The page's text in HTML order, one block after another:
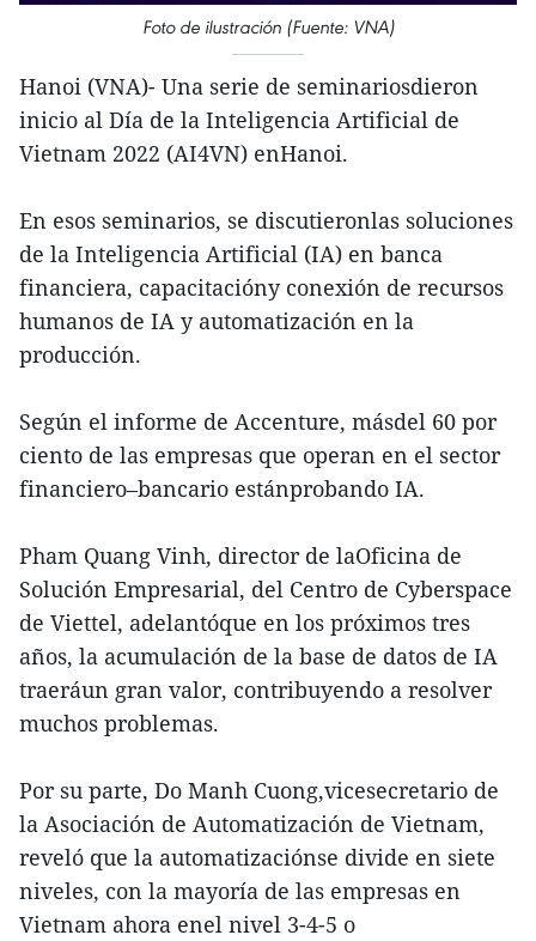
Foto de ilustración (Fuente: VNA)
Hanoi (VNA)- Una serie de seminariosdieron
inicio al Día de la Inteligencia Artificial de
Vietnam 2022 (AI4VN) enHanoi.
En esos seminarios, se discutieronlas soluciones
de la Inteligencia Artificial (IA) en banca
financiera, capacitacióny conexión de recursos
humanos de IA y automatización en la
producción.
Según el informe de Accenture, másdel 60 por
ciento de las empresas que operan en el sector
financiero–bancario estánprobando IA.
Pham Quang Vinh, director de laOficina de
Solución Empresarial, del Centro de Cyberspace
de Viettel, adelantóque en los próximos tres
años, la acumulación de la base de datos de IA
traeráun gran valor, contribuyendo a resolver
muchos problemas.
Por su parte, Do Manh Cuong,vicesecretario de
la Asociación de Automatización de Vietnam,
reveló que la automatizaciónse divide en siete
niveles, con la mayoría de las empresas en
Vietnam ahora enel nivel 3-4-5 o